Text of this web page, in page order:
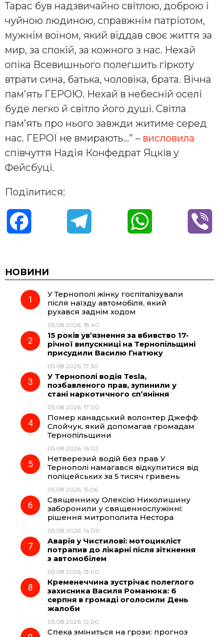
Тарас був надзвичайно світлою, доброю і
чуйною людиною, справжнім патріотом,
мужнім воїном, який віддав своє життя за
мир, за спокій, за кожного з нас. Нехай
опіка Всевишнього полегшить гіркоту
втрати сина, батька, чоловіка, брата. Вічна
пам’ять ГЕРОЮ. Нехай в небесній оселі
буде легко й світло його душі. Світла
пам’ять про нього завжди житиме серед
нас. ГЕРОЇ не вмирають…” – висловила
співчуття Надія Конфедрат Яцків у
Фейсбуці.
Поділитися:
c
e
o
k
e
r
a
m
t
A
p
НОВИНИ
У Тернополі жінку госпіталізували
після наїзду автомобіля, який
рухався заднім ходом
05.08.2026, 18:40
15 років ув’язнення за вбивство 17-
річної випускниці на Тернопільщині
присудили Василю Гнатюку
05.08.2026, 17:30
У Тернополі водія Tesla,
позбавленого прав, зупинили у
стані наркотичного сп’яніння
05.08.2026, 17:00
Помер канадський волонтер Джефф
Слойчук, який допомагав громадам
Тернопільщини
05.08.2026, 16:02
Нетверезий водій без прав У
Тернополі намагався відкупитися від
поліцейських за 5 тисяч гривень
05.08.2026, 15:06
Священнику Олексію Николишину
заборонили у священнослужінні:
рішення митрополита Нестора
05.08.2026, 14:00
Аварія у Чистилові: мотоцикліст
потрапив до лікарні після зіткнення
з автомобілем
05.08.2026, 13:00
Кременеччина зустрічає полеглого
захисника Василя Романюка: 6
серпня в громаді оголосили День
жалоби
05.08.2026, 12:00
Спека зміниться на грози: прогноз